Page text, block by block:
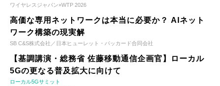
ワイヤレスジャパン×WTP 2026
高価な専用ネットワークは本当に必要か？ AIネット
ワーク構築の現実解
SB C&S株式会社／日本ヒューレット・パッカード合同会社
【基調講演・総務省 佐藤移動通信企画官】ローカル
5Gの更なる普及拡大に向けて
ローカル5Gサミット